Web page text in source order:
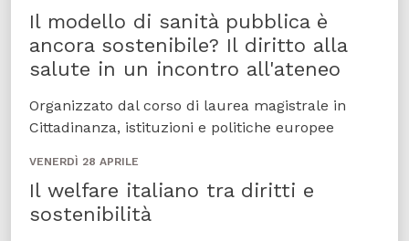
Il modello di sanità pubblica è
ancora sostenibile? Il diritto alla
salute in un incontro all'ateneo
Organizzato dal corso di laurea magistrale in
Cittadinanza, istituzioni e politiche europee
VENERDÌ 28 APRILE
Il welfare italiano tra diritti e
sostenibilità